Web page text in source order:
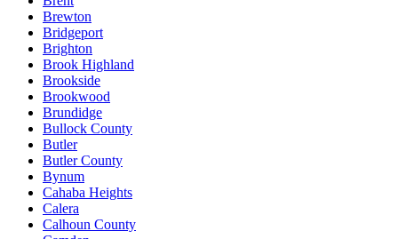
Brewton
Bridgeport
Brighton
Brook Highland
Brookside
Brookwood
Brundidge
Bullock County
Butler
Butler County
Bynum
Cahaba Heights
Calera
Calhoun County